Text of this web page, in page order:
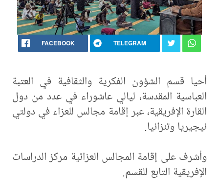
FACEBOOK TELEGRAM
أحيا قسم الشؤون الفكرية والثقافية في العتبة
العباسية المقدسة، ليالي عاشوراء في عدد من دول
القارة الإفريقية، عبر إقامة مجالس للعزاء في دولتي
نيجيريا وتنزانيا.
وأشرف على إقامة المجالس العزائية مركز الدراسات
الإفريقية التابع للقسم.